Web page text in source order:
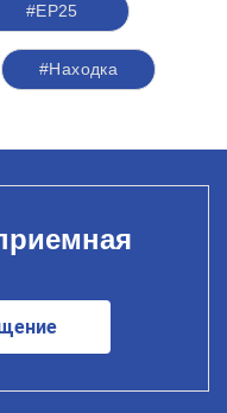
#ЕР25
#Находка